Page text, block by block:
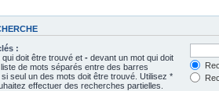
:
doit être trouvé et - devant un mot qui doit
de mots séparés entre des barres
si seul un des mots doit être trouvé. Utilisez *
effectuer des recherches partielles.